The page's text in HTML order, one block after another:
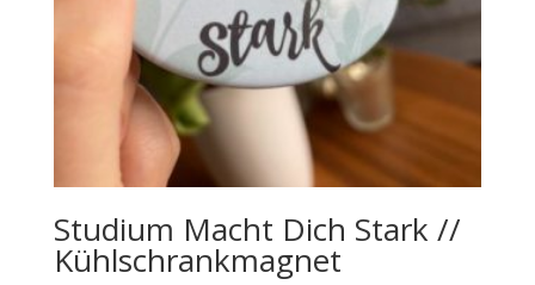
Studium Macht Dich Stark //
Kühlschrankmagnet